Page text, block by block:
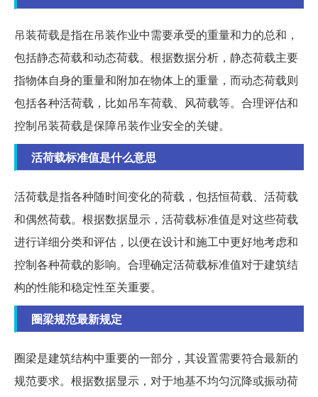
吊装荷载是指在吊装作业中需要承受的重量和力的总和，
包括静态荷载和动态荷载。根据数据分析，静态荷载主要
指物体自身的重量和附加在物体上的重量，而动态荷载则
包括各种活荷载，比如吊车荷载、风荷载等。合理评估和
控制吊装荷载是保障吊装作业安全的关键。
活荷载标准值是什么意思
活荷载是指各种随时间变化的荷载，包括恒荷载、活荷载
和偶然荷载。根据数据显示，活荷载标准值是对这些荷载
进行详细分类和评估，以便在设计和施工中更好地考虑和
控制各种荷载的影响。合理确定活荷载标准值对于建筑结
构的性能和稳定性至关重要。
圈梁规范最新规定
圈梁是建筑结构中重要的一部分，其设置需要符合最新的
规范要求。根据数据显示，对于地基不均匀沉降或振动荷